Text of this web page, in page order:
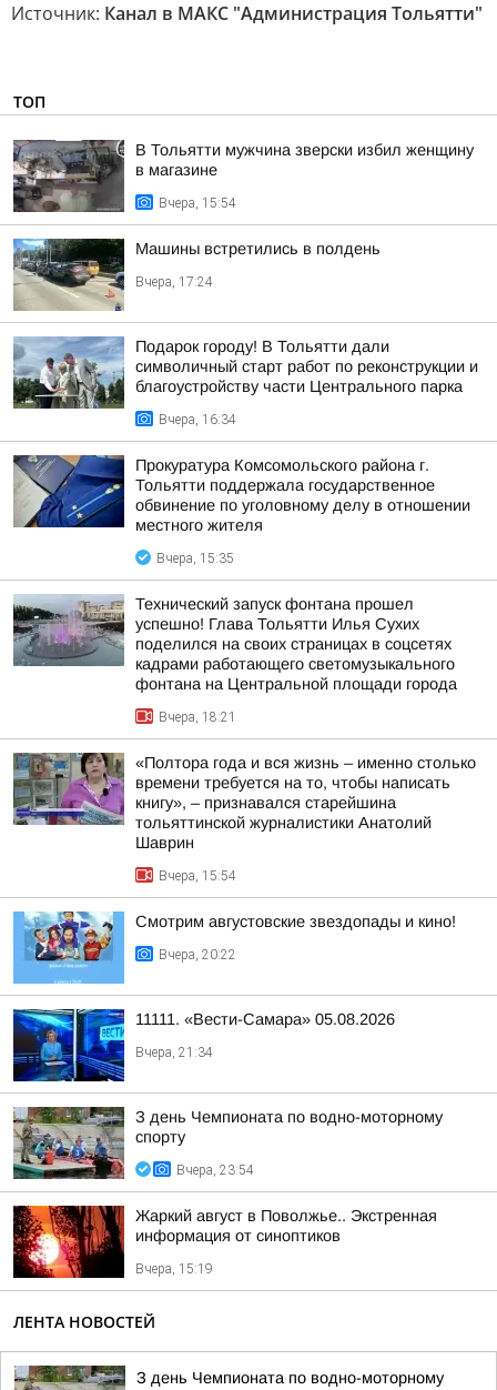
Источник: Канал в МАКС "Администрация Тольятти"
ТОП
В Тольятти мужчина зверски избил женщину
в магазине
Вчера, 15:54
Машины встретились в полдень
Вчера, 17:24
Подарок городу! В Тольятти дали
символичный старт работ по реконструкции и
благоустройству части Центрального парка
Вчера, 16:34
Прокуратура Комсомольского района г.
Тольятти поддержала государственное
обвинение по уголовному делу в отношении
местного жителя
Вчера, 15:35
Технический запуск фонтана прошел
успешно! Глава Тольятти Илья Сухих
поделился на своих страницах в соцсетях
кадрами работающего светомузыкального
фонтана на Центральной площади города
Вчера, 18:21
«Полтора года и вся жизнь – именно столько
времени требуется на то, чтобы написать
книгу», – признавался старейшина
тольяттинской журналистики Анатолий
Шаврин
Вчера, 15:54
Смотрим августовские звездопады и кино!
Вчера, 20:22
11111. «Вести-Самара» 05.08.2026
Вчера, 21:34
З день Чемпионата по водно-моторному
спорту
Вчера, 23:54
Жаркий август в Поволжье.. Экстренная
информация от синоптиков
Вчера, 15:19
ЛЕНТА НОВОСТЕЙ
З день Чемпионата по водно-моторному